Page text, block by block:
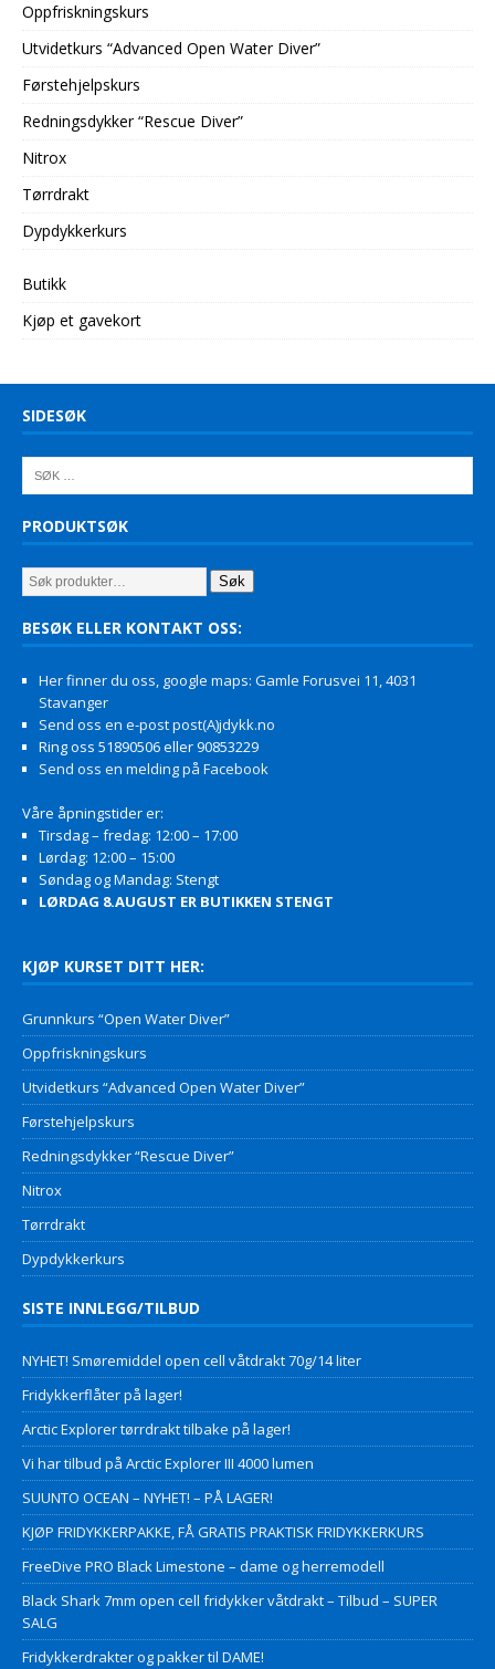
Oppfriskningskurs
Utvidetkurs “Advanced Open Water Diver”
Førstehjelpskurs
Redningsdykker “Rescue Diver”
Nitrox
Tørrdrakt
Dypdykkerkurs
Butikk
Kjøp et gavekort
SIDESØK
PRODUKTSØK
Søk
BESØK ELLER KONTAKT OSS:
Her finner du oss, google maps: Gamle Forusvei 11, 4031
Stavanger
Send oss en e-post post(A)jdykk.no
Ring oss 51890506 eller 90853229
Send oss en melding på Facebook
Våre åpningstider er:
Tirsdag – fredag: 12:00 – 17:00
Lørdag: 12:00 – 15:00
Søndag og Mandag: Stengt
LØRDAG 8.AUGUST ER BUTIKKEN STENGT
KJØP KURSET DITT HER:
Grunnkurs “Open Water Diver”
Oppfriskningskurs
Utvidetkurs “Advanced Open Water Diver”
Førstehjelpskurs
Redningsdykker “Rescue Diver”
Nitrox
Tørrdrakt
Dypdykkerkurs
SISTE INNLEGG/TILBUD
NYHET! Smøremiddel open cell våtdrakt 70g/14 liter
Fridykkerflåter på lager!
Arctic Explorer tørrdrakt tilbake på lager!
Vi har tilbud på Arctic Explorer III 4000 lumen
SUUNTO OCEAN – NYHET! – PÅ LAGER!
KJØP FRIDYKKERPAKKE, FÅ GRATIS PRAKTISK FRIDYKKERKURS
FreeDive PRO Black Limestone – dame og herremodell
Black Shark 7mm open cell fridykker våtdrakt – Tilbud – SUPER
SALG
Fridykkerdrakter og pakker til DAME!